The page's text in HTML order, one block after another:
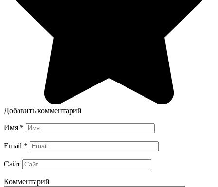
Добавить комментарий
Имя *
Email *
Сайт
Комментарий